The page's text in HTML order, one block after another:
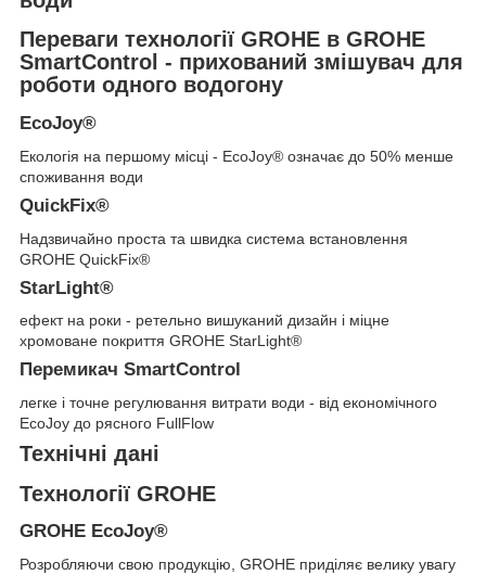
Переваги технології GROHE в GROHE
SmartControl - прихований змішувач для
роботи одного водогону
EcoJoy®
Екологія на першому місці - EcoJoy® означає до 50% менше
споживання води
QuickFix®
Надзвичайно проста та швидка система встановлення
GROHE QuickFix®
StarLight®
ефект на роки - ретельно вишуканий дизайн і міцне
хромоване покриття GROHE StarLight®
Перемикач SmartControl
легке і точне регулювання витрати води - від економічного
EcoJoy до рясного FullFlow
Технічні дані
Технології GROHE
GROHE EcoJoy®
Розробляючи свою продукцію, GROHE приділяє велику увагу